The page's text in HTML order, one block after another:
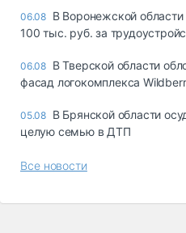
06.08 В Воронежской
100 тыс. руб. за
06.08 В Тверской области
фасад логокомплекса
05.08 В Брянской области
целую семью в ДТП
Все новости